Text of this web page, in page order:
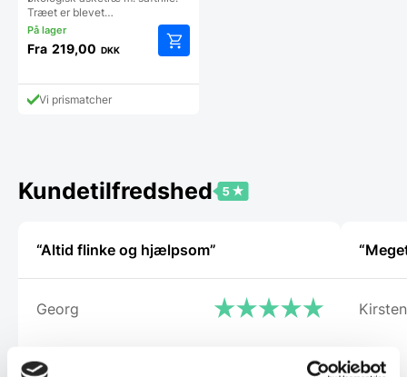
Træet er blevet…
Fra 219,00 DKK
vare
vælges
på
Vi prismatcher
Kundetilfredshed
“Altid flinke og hjælpsom”
Georg Kirsten